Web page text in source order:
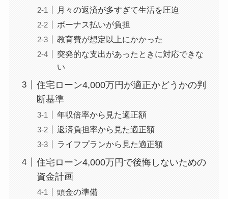
月々の返済が多すぎて生活を圧迫
ボーナス払いが負担
教育費が想定以上にかかった
突発的な支出があったときに対応できな
い
住宅ローン4,000万円が適正かどうかの判
断基準
年収倍率から見た適正額
返済負担率から見た適正額
ライフプランから見た適正額
住宅ローン4,000万円で後悔しないための
資金計画
頭金の準備